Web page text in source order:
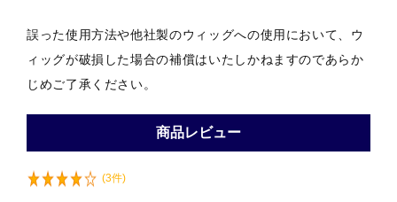
誤った使用方法や他社製のウィッグへの使用において、ウ
ィッグが破損した場合の補償はいたしかねますのであらか
じめご了承ください。
商品レビュー
(3件)